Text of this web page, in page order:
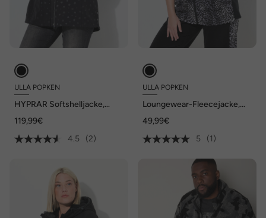
ULLA POPKEN
HYPRAR Softshelljacke,
Saumschlitz
119,99€
4.5
(2)
ULLA POPKEN
Loungewear-Fleecejacke,
49,99€
5
(1)